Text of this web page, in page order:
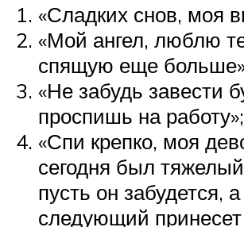
«Сладких снов, моя
«Мой ангел, люблю
спящую еще
«Не забудь завести
проспишь на работу»;
«Спи крепко, моя
сегодня был
пусть он забудется, а
следующий